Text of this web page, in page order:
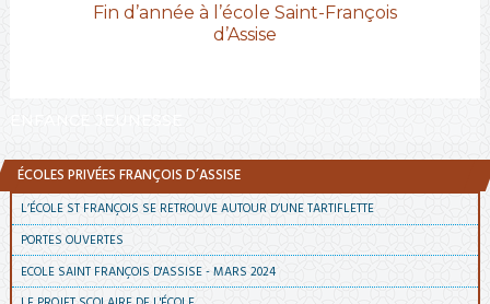
Fin d’année à l’école Saint-François
d’Assise
ÉCOLES PRIVÉES FRANÇOIS D’ASSISE
L’ÉCOLE ST FRANÇOIS SE RETROUVE AUTOUR D’UNE TARTIFLETTE
PORTES OUVERTES
ECOLE SAINT FRANÇOIS D'ASSISE - MARS 2024